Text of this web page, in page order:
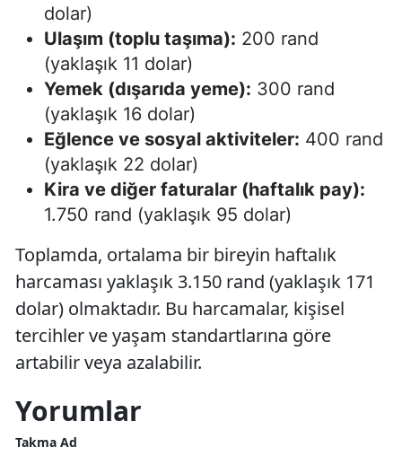
dolar)
Ulaşım (toplu taşıma): 200 rand
(yaklaşık 11 dolar)
Yemek (dışarıda yeme): 300 rand
(yaklaşık 16 dolar)
Eğlence ve sosyal aktiviteler: 400 rand
(yaklaşık 22 dolar)
Kira ve diğer faturalar (haftalık pay):
1.750 rand (yaklaşık 95 dolar)
Toplamda, ortalama bir bireyin haftalık
harcaması yaklaşık 3.150 rand (yaklaşık 171
dolar) olmaktadır. Bu harcamalar, kişisel
tercihler ve yaşam standartlarına göre
artabilir veya azalabilir.
Yorumlar
Takma Ad